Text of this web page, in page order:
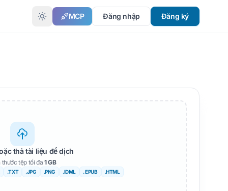
MCP Đăng nhập Đăng ký
thả tài liệu để dịch
thước tệp tối đa 1 GB
.TXT .JPG .PNG .IDML . EPUB .HTML